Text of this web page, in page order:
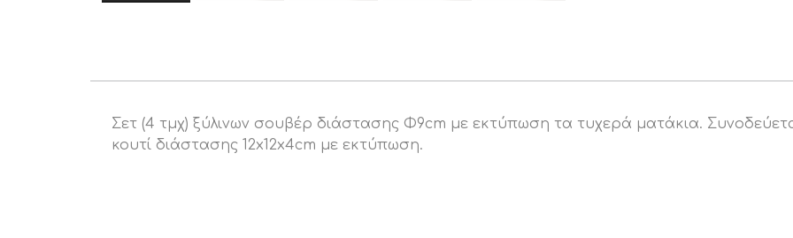
Σετ (4 τμχ) ξύλινων σουβέρ διάστασης Φ9cm με εκτύπωση τα τυχερά ματάκια.
κουτί διάστασης 12x12x4cm με εκτύπωση.